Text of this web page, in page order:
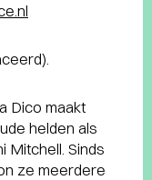
Dico maakt
helden als
Mitchell. Sinds
ze meerdere